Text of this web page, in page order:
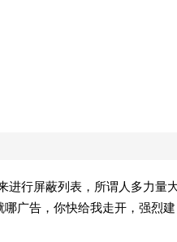
进行屏蔽列表，所谓人多力量
广告，你快给我走开，强烈建